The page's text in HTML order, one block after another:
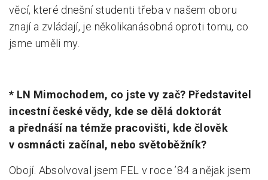
věcí, které dnešní studenti třeba v našem oboru
znají a zvládají, je několikanásobná oproti tomu, co
jsme uměli my.
* LN Mimochodem, co jste vy zač? Představitel
incestní české vědy, kde se dělá doktorát
a přednáší na témže pracovišti, kde člověk
v osmnácti začínal, nebo světoběžník?
Obojí. Absolvoval jsem FEL v roce ’84 a nějak jsem